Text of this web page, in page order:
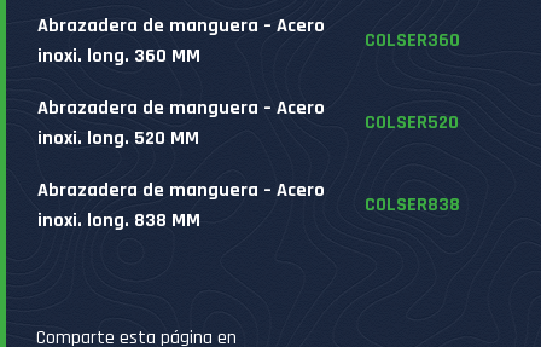
Abrazadera de manguera – Acero
inoxi. long. 360 MM
COLSER360
Abrazadera de manguera – Acero
inoxi. long. 520 MM
COLSER520
Abrazadera de manguera – Acero
inoxi. long. 838 MM
COLSER838
Comparte esta página en